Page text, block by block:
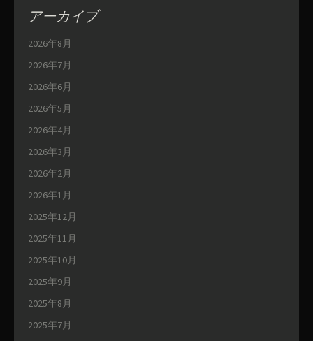
アーカイブ
2026年8月
2026年7月
2026年6月
2026年5月
2026年4月
2026年3月
2026年2月
2026年1月
2025年12月
2025年11月
2025年10月
2025年9月
2025年8月
2025年7月